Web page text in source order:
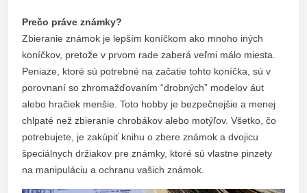
Prečo práve známky?
Zbieranie známok je lepším koníčkom ako mnoho iných
koníčkov, pretože v prvom rade zaberá veľmi málo miesta.
Peniaze, ktoré sú potrebné na začatie tohto koníčka, sú v
porovnaní so zhromažďovaním “drobných” modelov áut
alebo hračiek menšie. Toto hobby je bezpečnejšie a menej
chlpaté než zbieranie chrobákov alebo motýľov. Všetko, čo
potrebujete, je zakúpiť knihu o zbere známok a dvojicu
špeciálnych držiakov pre známky, ktoré sú vlastne pinzety
na manipuláciu a ochranu vašich známok.